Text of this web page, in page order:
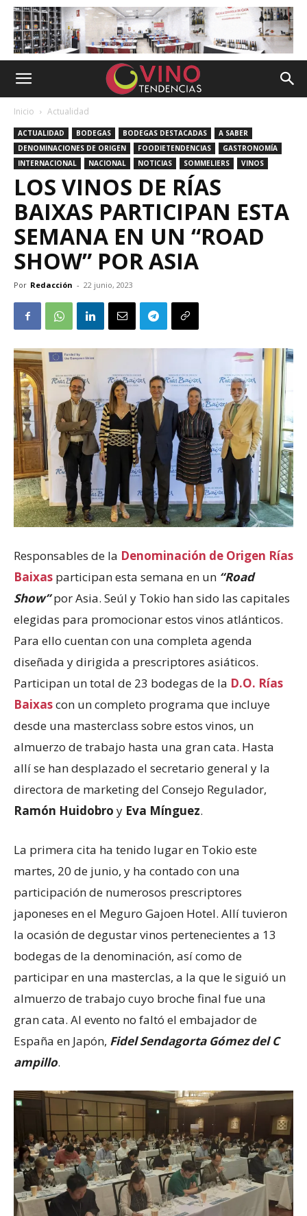
Inicio Actualidad
ACTUALIDAD BODEGAS BODEGAS DESTACADAS
A SABER
DENOMINACIONES DE ORIGEN
FOODIETENDENCIAS
GASTRONOMÍA
INTERNACIONAL
NACIONAL NOTICIAS SOMMELIERS VINOS
LOS VINOS DE RÍAS
BAIXAS PARTICIPAN ESTA
SEMANA EN UN “ROAD
SHOW” POR ASIA
Por Redacción - 22 junio, 2023
Responsables de la Denominación de Origen Rías
Baixas participan esta semana en un “Road
Show”por Asia. Seúl y Tokio han sido las capitales
elegidas para promocionar estos vinos atlánticos.
Para ello cuentan con una completa agenda
diseñada y dirigida a prescriptores asiáticos.
Participan un total de 23 bodegas de la D.O. Rías
Baixascon un completo programa que incluye
desde una masterclass sobre estos vinos, un
almuerzo de trabajo hasta una gran cata. Hasta
allí se han desplazado el secretario general y la
directora de marketing del Consejo Regulador,
Ramón Huidobro y Eva Mínguez.
La primera cita ha tenido lugar en Tokio este
martes, 20 de junio, y ha contado con una
participación de numerosos prescriptores
japoneses en el Meguro Gajoen Hotel. Allí tuvieron
la ocasión de degustar vinos pertenecientes a 13
bodegas de la denominación, así como de
participar en una masterclas, a la que le siguió un
almuerzo de trabajo cuyo broche final fue una
gran cata. Al evento no faltó el embajador de
España en Japón, Fidel Sendagorta Gómez del C​
ampill​o.